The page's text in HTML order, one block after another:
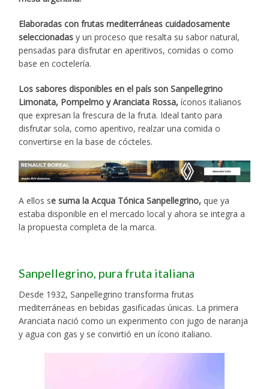
Elaboradas con frutas mediterráneas cuidadosamente
seleccionadas y un proceso que resalta su sabor natural,
pensadas para disfrutar en aperitivos, comidas o como
base en coctelería.
Los sabores disponibles en el país son Sanpellegrino
Limonata, Pompelmo y Aranciata Rossa, íconos italianos
que expresan la frescura de la fruta. Ideal tanto para
disfrutar sola, como aperitivo, realzar una comida o
convertirse en la base de cócteles.
A ellos se suma la Acqua Tónica Sanpellegrino, que ya
estaba disponible en el mercado local y ahora se integra a
la propuesta completa de la marca.
Sanpellegrino, pura fruta italiana
Desde 1932, Sanpellegrino transforma frutas
mediterráneas en bebidas gasificadas únicas. La primera
Aranciata nació como un experimento con jugo de naranja
y agua con gas y se convirtió en un ícono italiano.